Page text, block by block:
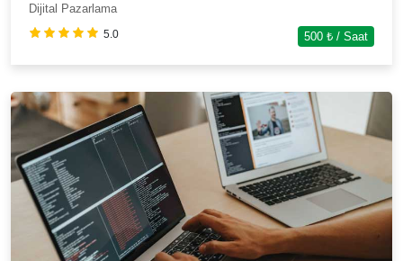
Dijital Pazarlama
5.0 500 ₺ / Saat